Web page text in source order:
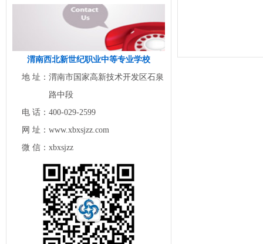
渭南西北新世纪职业中等专业学校
地 址： 渭南市国家高新技术开发区石泉
路中段
电 话： 400-029-2599
网 址： www.xbxsjzz.com
微 信： xbxsjzz